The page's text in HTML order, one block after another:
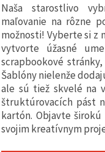
zabezpečili
správne
fungovanie
webovej
stránky,
zlepšili váš
používateľský
zážitok a s
vaším
súhlasom
analyzovali
návštevnosť
a
zobrazovali
Naša starostlivo
maľovanie na rôzne
možnosti! Vyberte si z
vytvorte úžasné
scrapbookové
Šablóny nielenže
ale sú tiež skvelé na
štruktúrovacích pást
kartón. Objavte
svojim kreatívnym